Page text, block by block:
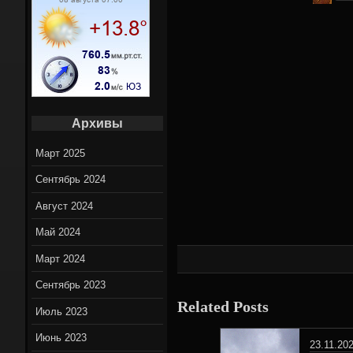
Related Posts
Архивы
Март 2025
Сентябрь 2024
Август 2024
Май 2024
Март 2024
Сентябрь 2023
Июль 2023
Июнь 2023